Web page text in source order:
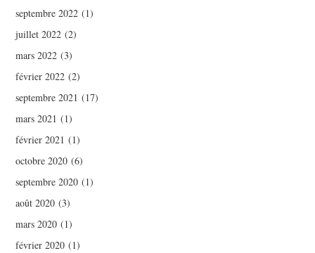
septembre 2022 (1)
juillet 2022 (2)
mars 2022 (3)
février 2022 (2)
septembre 2021 (17)
mars 2021 (1)
février 2021 (1)
octobre 2020 (6)
septembre 2020 (1)
août 2020 (3)
mars 2020 (1)
février 2020 (1)